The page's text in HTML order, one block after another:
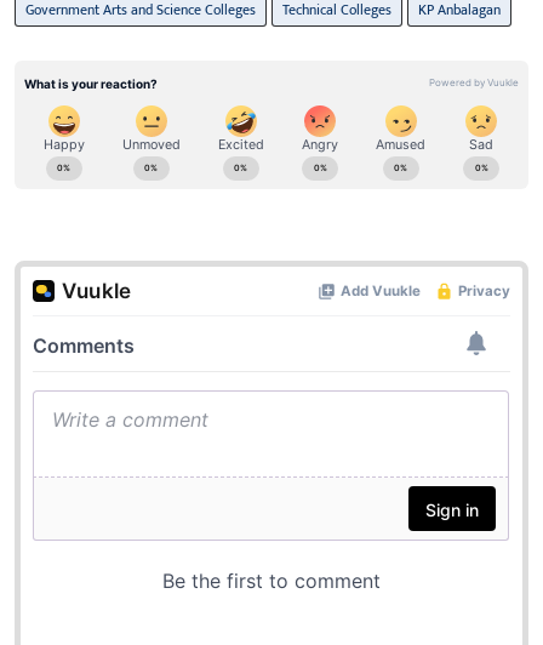
Government Arts and Science Colleges Technical Colleges KP Anbalagan